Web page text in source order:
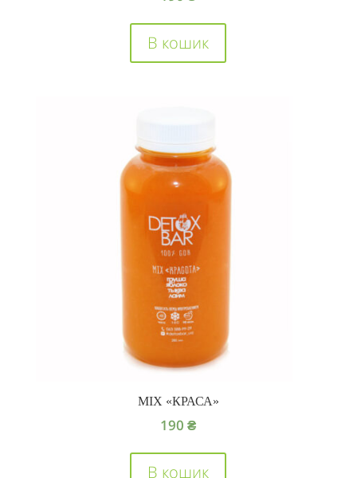
В кошик
MIX «КРАСА»
190₴
В кошик